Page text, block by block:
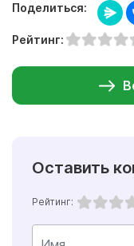
Поделиться:
Рейтинг:
Оставить
Рейтинг: